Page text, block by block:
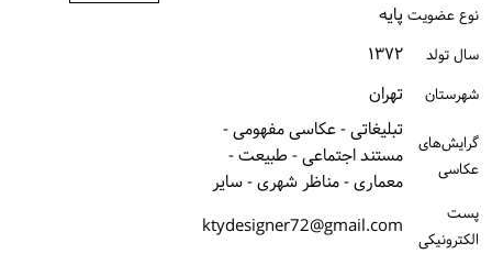
نوع عضویتپایه
سال تولد ۱۳۷۲
شهرستان تهران
گرایش‌های
عکاسی
تبلیغاتی - عکاسی مفهومی -
مستند اجتماعی - طبیعت -
معماری - مناظر شهری - سایر
پست
الكترونیكی
ktydesigner72@gmail.com